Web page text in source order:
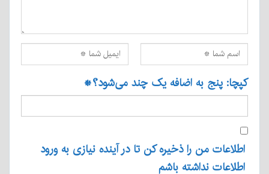
کپچا: پنج به اضافه یک چند می‌شود؟*
اطلاعات من را ذخیره کن تا در آینده نیازی به ورود
اطلاعات نداشته باشم